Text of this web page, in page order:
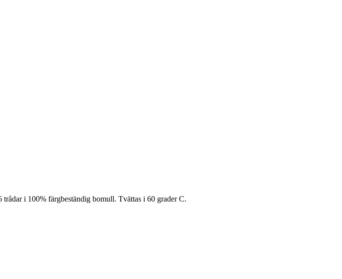
i 100% färgbeständig bomull. Tvättas i 60 grader C.